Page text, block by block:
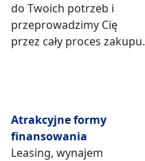
do Twoich potrzeb i
przeprowadzimy Cię
przez cały proces zakupu.
Atrakcyjne formy
finansowania
Leasing, wynajem